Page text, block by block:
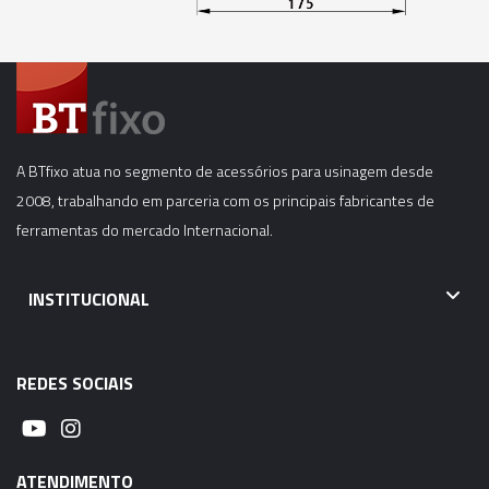
06287 - CONE MODULAR CBH - BT50-CBH4-
06288 - CONE MODULAR CBH - BT50-CBH5-
105MM
06289 - CONE MODULAR CBH - BT50-CBH5-
150MM
06292 - CONE MODULAR CBH - BT50-CBH5-
A BTfixo atua no segmento de acessórios para usinagem desde
2008, trabalhando em parceria com os principais fabricantes de
ferramentas do mercado Internacional.
INSTITUCIONAL
REDES SOCIAIS
ATENDIMENTO